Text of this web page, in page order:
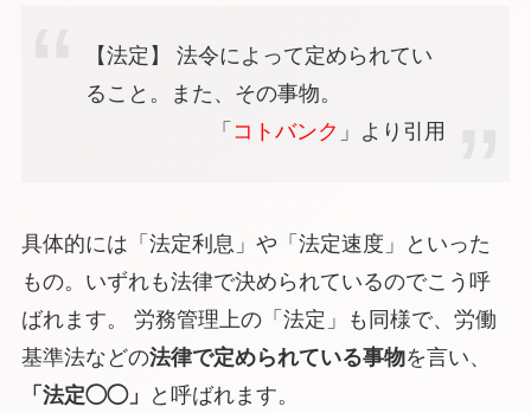
【法定】 法令によって定められてい
ること。また、その事物。
「 コトバンク 」より引用
具体的には 「法定利息」 や 「法定速度」
といった
もの。いずれも法律で決められているのでこう呼
ばれます。 労務管理上の「法定」
も同様で、労働
基準法などの法律で定められている事物を言い、
「法定◯◯」
と呼ばれます。